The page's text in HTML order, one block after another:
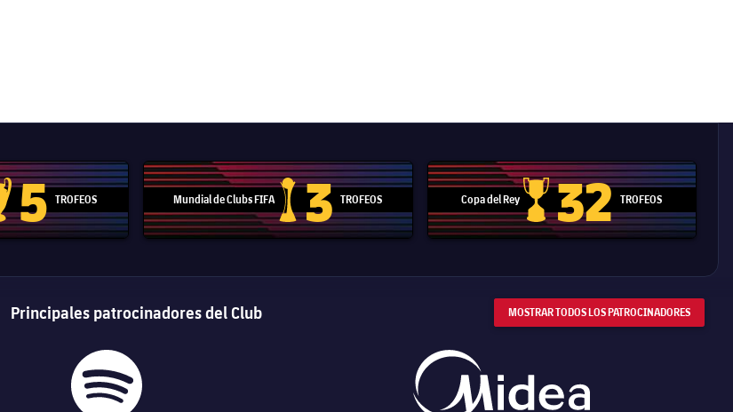
Trofeo de la Liga de Campeones
5 TROFEOS Mundial de Clubs FIFA
Trofeo del Mundial de Clubes
3 TROFEOS Copa del Rey
Copa del Rey
32 TROFEOS
Principales patrocinadores del Club MOSTRAR TODOS LOS PATROCINADORES